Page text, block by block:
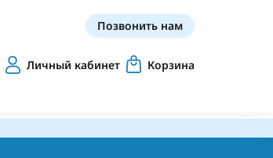
Позвонить нам
Личный кабинет Корзина